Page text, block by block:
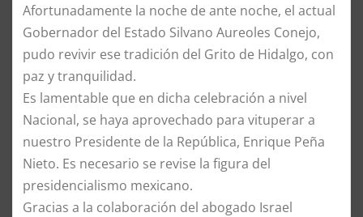
Afortunadamente la noche de ante noche, el actual
Gobernador del Estado Silvano Aureoles Conejo,
pudo revivir ese tradición del Grito de Hidalgo, con
paz y tranquilidad.
Es lamentable que en dicha celebración a nivel
Nacional, se haya aprovechado para vituperar a
nuestro Presidente de la República, Enrique Peña
Nieto. Es necesario se revise la figura del
presidencialismo mexicano.
Gracias a la colaboración del abogado Israel